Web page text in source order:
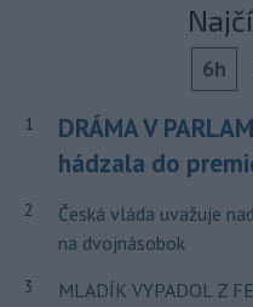
6h
1
DRÁMA V
hádzala do
2
Česká vláda uvažuje
na dvojnásobok
3
MLADÍK VYPADOL Z